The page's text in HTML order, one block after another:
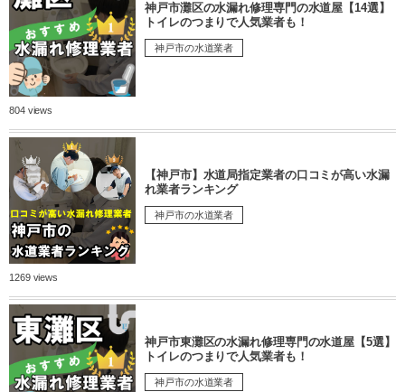
神戸市灘区の水漏れ修理専門の水道屋【14選】
トイレのつまりで人気業者も！
神戸市の水道業者
804 views
【神戸市】水道局指定業者の口コミが高い水漏
れ業者ランキング
神戸市の水道業者
1269 views
神戸市東灘区の水漏れ修理専門の水道屋【5選】
トイレのつまりで人気業者も！
神戸市の水道業者